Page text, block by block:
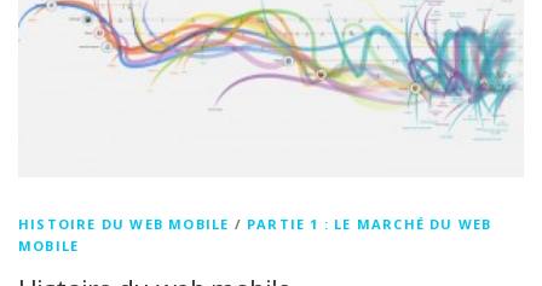
HISTOIRE DU WEB MOBILE / PARTIE 1 : LE MARCHÉ DU WEB
MOBILE